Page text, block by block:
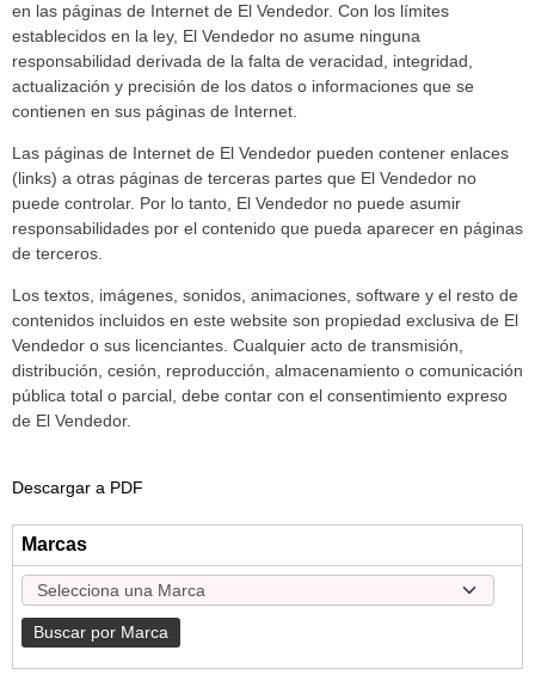
Marcas
en las páginas de Internet de El Vendedor. Con los límites
establecidos en la ley, El Vendedor no asume ninguna
responsabilidad derivada de la falta de veracidad, integridad,
actualización y precisión de los datos o informaciones que se
contienen en sus páginas de Internet.
Las páginas de Internet de El Vendedor pueden contener enlaces
(links) a otras páginas de terceras partes que El Vendedor no
puede controlar. Por lo tanto, El Vendedor no puede asumir
responsabilidades por el contenido que pueda aparecer en páginas
de terceros.
Los textos, imágenes, sonidos, animaciones, software y el resto de
contenidos incluidos en este website son propiedad exclusiva de El
Vendedor o sus licenciantes. Cualquier acto de transmisión,
distribución, cesión, reproducción, almacenamiento o comunicación
pública total o parcial, debe contar con el consentimiento expreso
de El Vendedor.
Descargar a PDF